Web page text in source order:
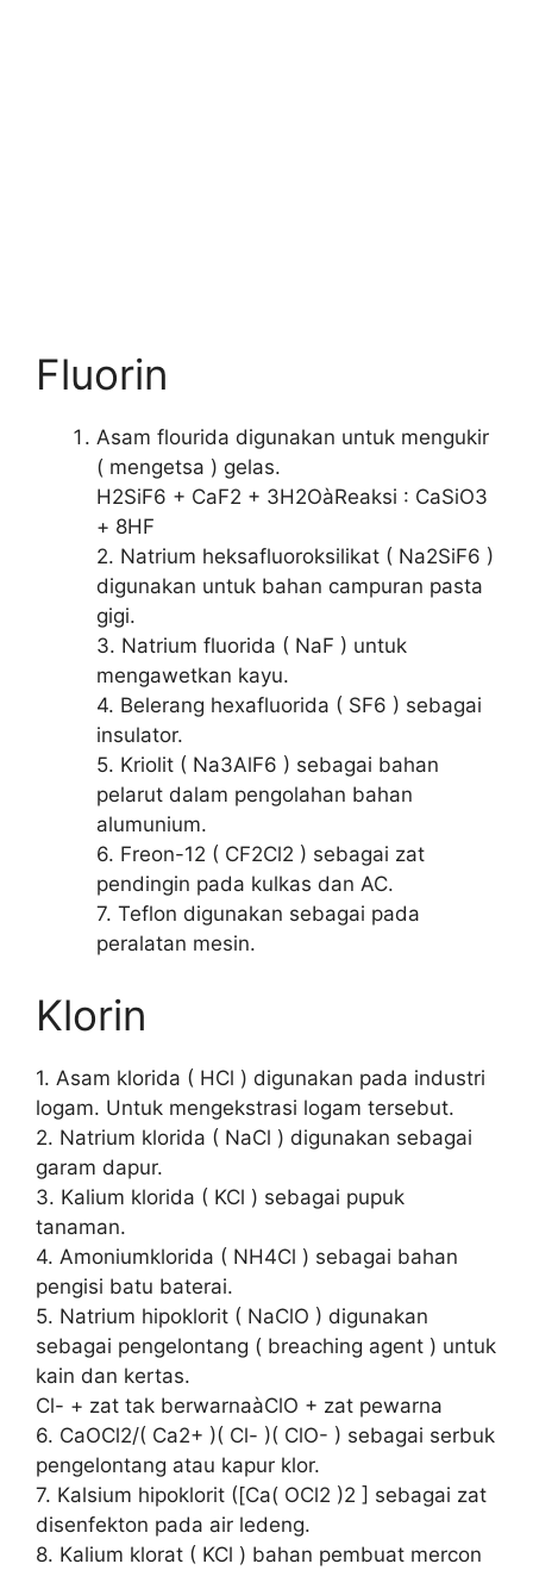
Fluorin
Asam flourida digunakan untuk mengukir
( mengetsa ) gelas.
H2SiF6 + CaF2 + 3H2OàReaksi : CaSiO3
+ 8HF
2. Natrium heksafluoroksilikat ( Na2SiF6 )
digunakan untuk bahan campuran pasta
gigi.
3. Natrium fluorida ( NaF ) untuk
mengawetkan kayu.
4. Belerang hexafluorida ( SF6 ) sebagai
insulator.
5. Kriolit ( Na3AlF6 ) sebagai bahan
pelarut dalam pengolahan bahan
alumunium.
6. Freon-12 ( CF2Cl2 ) sebagai zat
pendingin pada kulkas dan AC.
7. Teflon digunakan sebagai pada
peralatan mesin.
Klorin
1. Asam klorida ( HCl ) digunakan pada industri
logam. Untuk mengekstrasi logam tersebut.
2. Natrium klorida ( NaCl ) digunakan sebagai
garam dapur.
3. Kalium klorida ( KCl ) sebagai pupuk
tanaman.
4. Amoniumklorida ( NH4Cl ) sebagai bahan
pengisi batu baterai.
5. Natrium hipoklorit ( NaClO ) digunakan
sebagai pengelontang ( breaching agent ) untuk
kain dan kertas.
Cl- + zat tak berwarnaàClO + zat pewarna
6. CaOCl2/( Ca2+ )( Cl- )( ClO- ) sebagai serbuk
pengelontang atau kapur klor.
7. Kalsium hipoklorit ([Ca( OCl2 )2 ] sebagai zat
disenfekton pada air ledeng.
8. Kalium klorat ( KCl ) bahan pembuat mercon